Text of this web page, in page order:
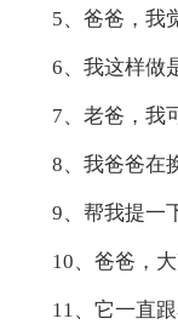
5、爸爸，我
6、我这样做
7、老爸，我
8、我爸爸在
9、帮我提
10、爸爸，
11、它一直